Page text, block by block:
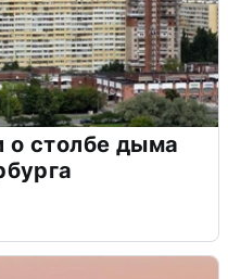
столбе дыма